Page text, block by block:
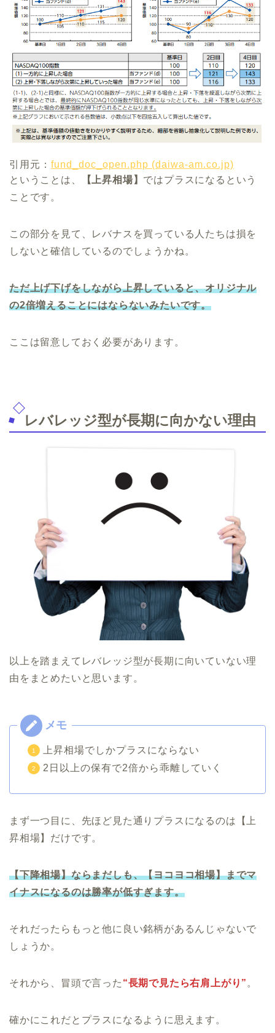
引用元： fund_doc_open.php (daiwa-am.co.jp)
ということは、
【上昇相場】 ではプラスになるという
ことです。
この部分を見て、レバナスを買っている人たちは損を
しないと確信しているのでしょうかね。
ただ上げ下げをしながら上昇していると、オリジナル
の2倍増えることにはならないみたいです。
ここは留意しておく必要があります。
レバレッジ型が長期に向かない理由
以上を踏まえてレバレッジ型が長期に向いていない理
由をまとめたいと思います。
上昇相場でしかプラスにならない
2日以上の保有で2倍から乖離していく
まず一つ目に、先ほど見た通りプラスになるのは【上
昇相場】だけです。
【下降相場】ならまだしも、【ヨコヨコ相場】までマ
イナスになるのは勝率が低すぎます。
それだったらもっと他に良い銘柄があるんじゃないで
しょうか。
それから、冒頭で言った “長期で見たら右肩上がり” 。
確かにこれだとプラスになるように思えます。